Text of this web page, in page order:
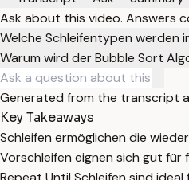
Ask about this video. Answers
Welche Schleifentypen werden
Warum wird der Bubble Sort
Generated from the transcript
Key Takeaways
Schleifen ermöglichen die
Vorschleifen eignen sich gut für